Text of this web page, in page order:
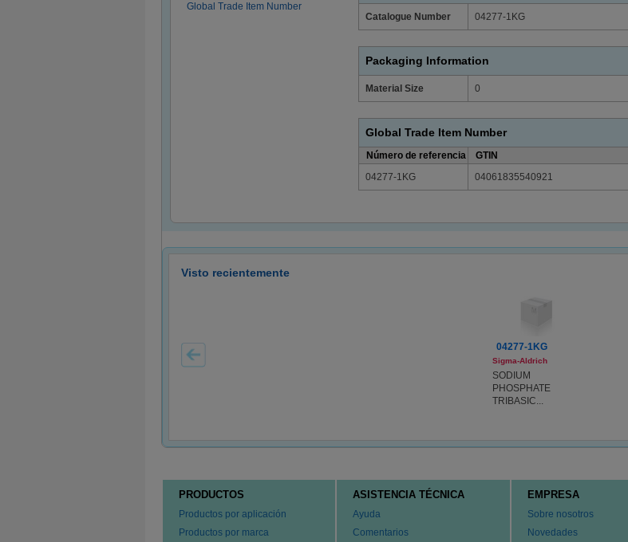
Global Trade Item Number
Catalogue Number 04277-1KG
Packaging Information
Material Size 0
Global Trade Item Number
Número de referencia
GTIN
04277-1KG
04061835540921
Visto recientemente
04277-1KG
Sigma-Aldrich
SODIUM
PHOSPHATE
TRIBASIC...
PRODUCTOS
Productos por aplicación
Productos por marca
ASISTENCIA TÉCNICA
Ayuda
Comentarios
EMPRESA
Sobre nosotros
Novedades